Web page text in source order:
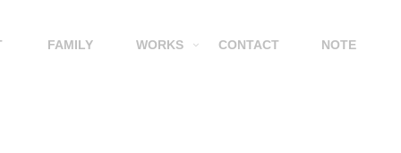
FAMILY WORKS CONTACT NOTE